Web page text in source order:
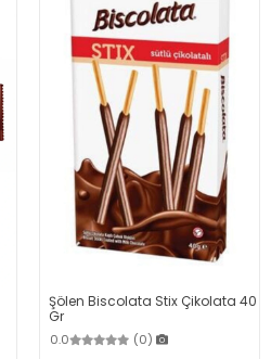
Şölen Biscolata Stix Çikolata 40
Gr
0.0 (0)